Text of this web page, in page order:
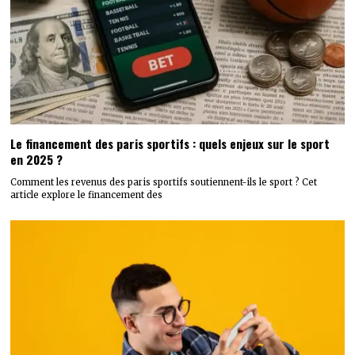
Le financement des paris sportifs : quels enjeux sur le sport
en 2025 ?
Comment les revenus des paris sportifs soutiennent-ils le sport ? Cet
article explore le financement des